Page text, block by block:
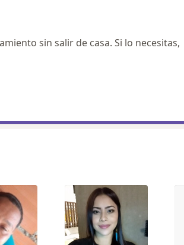
sin salir de casa. Si lo necesitas,